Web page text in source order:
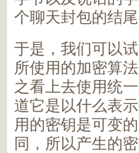
个聊天封包的结尾
于是，我们可以
所使用的加密算
之看上去使用统
道它是以什么表
用的密钥是可变
同，所以产生的